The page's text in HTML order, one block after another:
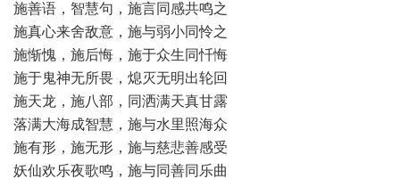
施善语，智慧句，施言同感共鸣之
施真心来舍敌意，施与弱小同怜之
施惭愧，施后悔，施于众生同忏悔
施于鬼神无所畏，熄灭无明出轮回
施天龙，施八部，同洒满天真甘露
落满大海成智慧，施与水里照海众
施有形，施无形，施与慈悲善感受
妖仙欢乐夜歌鸣，施与同善同乐曲